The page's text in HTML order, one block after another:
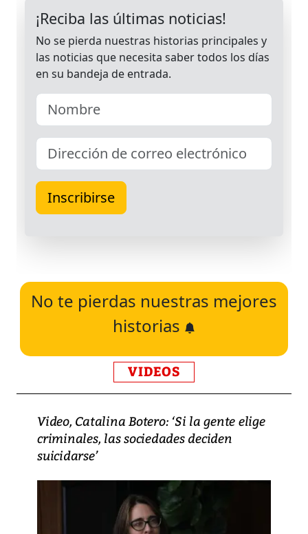
No te pierdas nuestras mejores
historias
VIDEOS
Video, Catalina Botero: ‘Si la gente elige
criminales, las sociedades deciden
suicidarse’